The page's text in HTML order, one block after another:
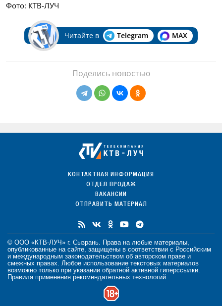
Фото: КТВ-ЛУЧ
Читайте в Telegram MAX
Поделись новостью
КОНТАКТНАЯ ИНФОРМАЦИЯ
ОТДЕЛ ПРОДАЖ
ВАКАНСИИ
ОТПРАВИТЬ МАТЕРИАЛ
© ООО «КТВ-ЛУЧ» г. Сызрань. Права на любые материалы,
опубликованные на сайте, защищены в соответствии с Российским
и международным законодательством об авторском праве и
смежных правах. Любое использование текстовых материалов
возможно только при указании обратной активной гиперссылки.
Правила применения рекомендательных технологий